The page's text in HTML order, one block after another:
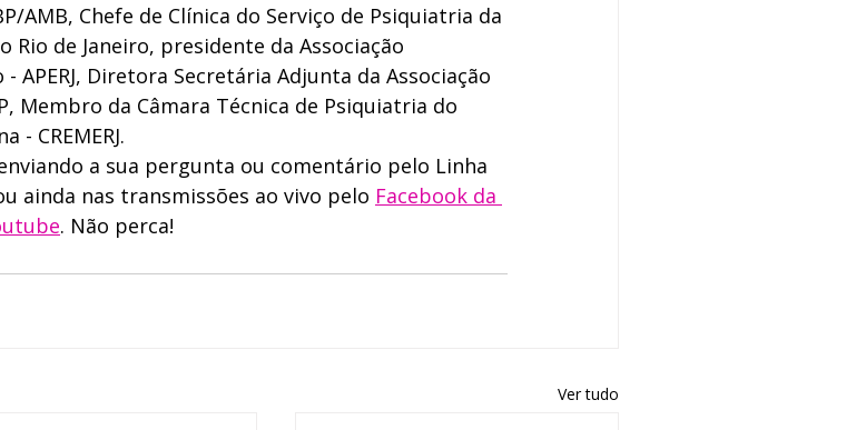
AMB, Chefe de Clínica do Serviço de Psiquiatria da
Rio de Janeiro, presidente da Associação
APERJ, Diretora Secretária Adjunta da Associação
Membro da Câmara Técnica de Psiquiatria do
- CREMERJ.
a sua pergunta ou comentário pelo Linha
ainda nas transmissões ao vivo pelo Facebook da
. Não perca!
Ver tudo